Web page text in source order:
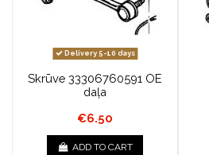
Delivery 5-10 days
Skrūve 33306760591 OE
daļa
€6.50
ADD TO CART